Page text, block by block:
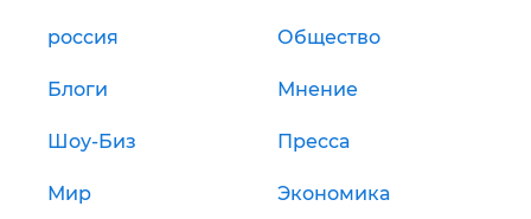
россия Общество
Блоги Мнение
Шоу-Биз Пресса
Мир Экономика